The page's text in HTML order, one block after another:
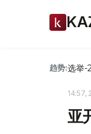
趋势:选举-
14:57,
亚